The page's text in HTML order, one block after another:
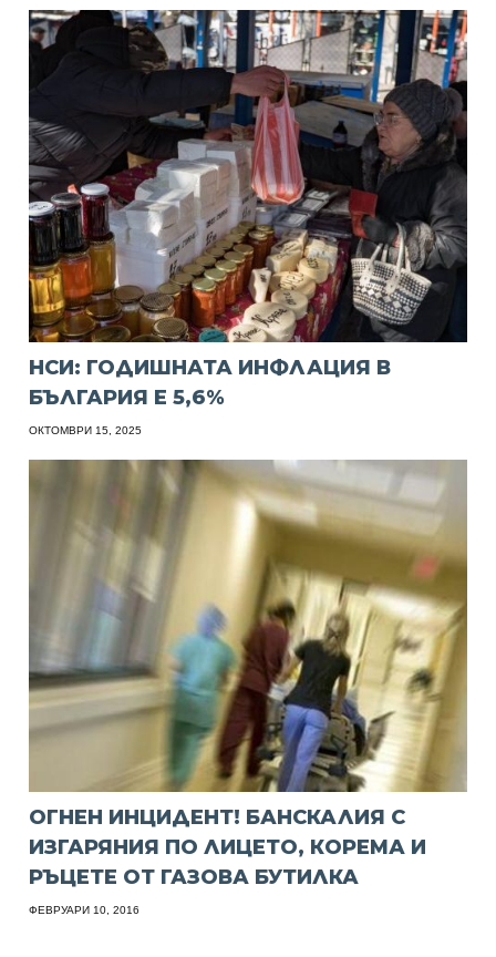
НСИ: ГОДИШНАТА ИНФЛАЦИЯ В
БЪЛГАРИЯ Е 5,6%
ОКТОМВРИ 15, 2025
ОГНЕН ИНЦИДЕНТ! БАНСКАЛИЯ С
ИЗГАРЯНИЯ ПО ЛИЦЕТО, КОРЕМА И
РЪЦЕТЕ ОТ ГАЗОВА БУТИЛКА
ФЕВРУАРИ 10, 2016